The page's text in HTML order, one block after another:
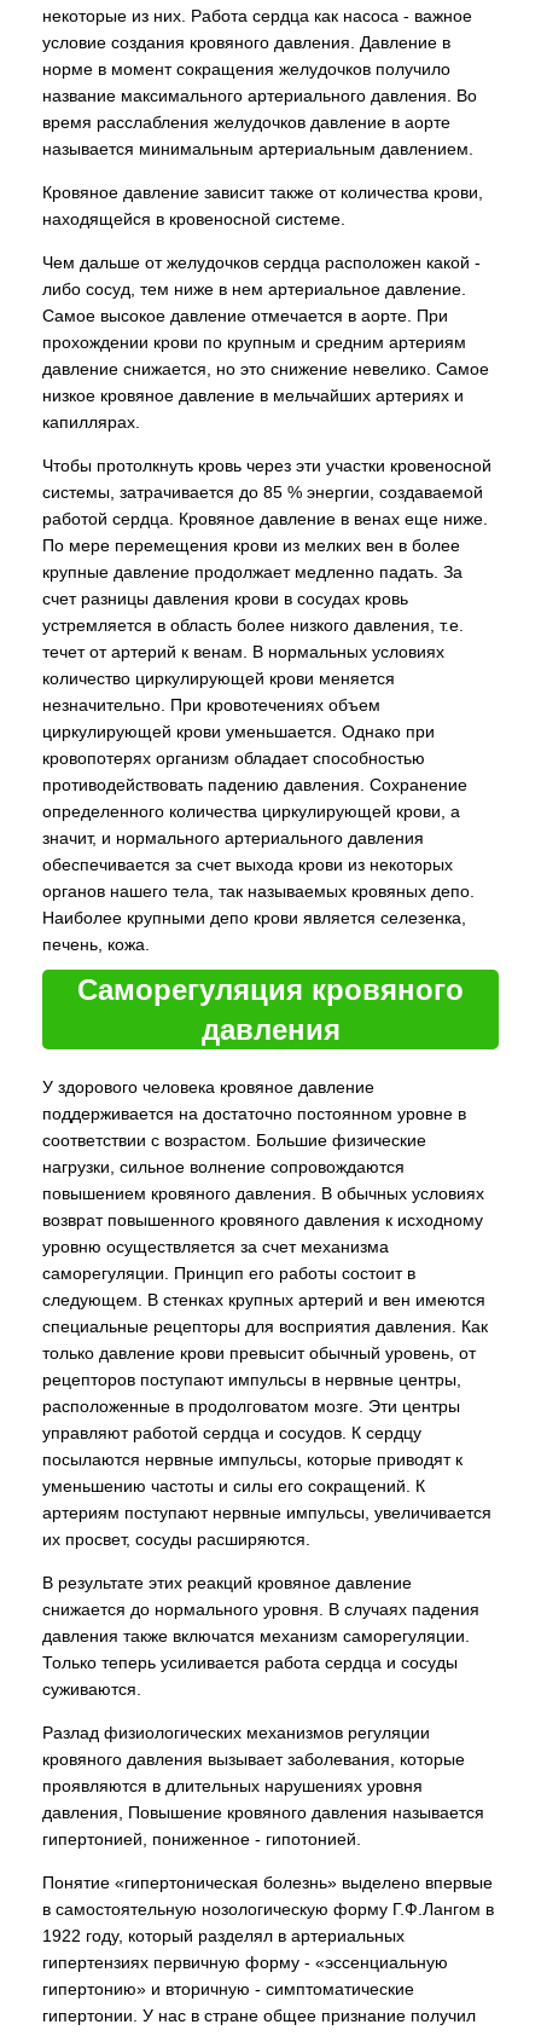
некоторые из них. Работа сердца как насоса - важное
условие создания кровяного давления. Давление в
норме в момент сокращения желудочков получило
название максимального артериального давления. Во
время расслабления желудочков давление в аорте
называется минимальным артериальным давлением.
Кровяное давление зависит также от количества крови,
находящейся в кровеносной системе.
Чем дальше от желудочков сердца расположен какой -
либо сосуд, тем ниже в нем артериальное давление.
Самое высокое давление отмечается в аорте. При
прохождении крови по крупным и средним артериям
давление снижается, но это снижение невелико. Самое
низкое кровяное давление в мельчайших артериях и
капиллярах.
Чтобы протолкнуть кровь через эти участки кровеносной
системы, затрачивается до 85 % энергии, создаваемой
работой сердца. Кровяное давление в венах еще ниже.
По мере перемещения крови из мелких вен в более
крупные давление продолжает медленно падать. За
счет разницы давления крови в сосудах кровь
устремляется в область более низкого давления, т.е.
течет от артерий к венам. В нормальных условиях
количество циркулирующей крови меняется
незначительно. При кровотечениях объем
циркулирующей крови уменьшается. Однако при
кровопотерях организм обладает способностью
противодействовать падению давления. Сохранение
определенного количества циркулирующей крови, а
значит, и нормального артериального давления
обеспечивается за счет выхода крови из некоторых
органов нашего тела, так называемых кровяных депо.
Наиболее крупными депо крови является селезенка,
печень, кожа.
Саморегуляция кровяного
давления
У здорового человека кровяное давление
поддерживается на достаточно постоянном уровне в
соответствии с возрастом. Большие физические
нагрузки, сильное волнение сопровождаются
повышением кровяного давления. В обычных условиях
возврат повышенного кровяного давления к исходному
уровню осуществляется за счет механизма
саморегуляции. Принцип его работы состоит в
следующем. В стенках крупных артерий и вен имеются
специальные рецепторы для восприятия давления. Как
только давление крови превысит обычный уровень, от
рецепторов поступают импульсы в нервные центры,
расположенные в продолговатом мозге. Эти центры
управляют работой сердца и сосудов. К сердцу
посылаются нервные импульсы, которые приводят к
уменьшению частоты и силы его сокращений. К
артериям поступают нервные импульсы, увеличивается
их просвет, сосуды расширяются.
В результате этих реакций кровяное давление
снижается до нормального уровня. В случаях падения
давления также включатся механизм саморегуляции.
Только теперь усиливается работа сердца и сосуды
суживаются.
Разлад физиологических механизмов регуляции
кровяного давления вызывает заболевания, которые
проявляются в длительных нарушениях уровня
давления, Повышение кровяного давления называется
гипертонией, пониженное - гипотонией.
Понятие «гипертоническая болезнь» выделено впервые
в самостоятельную нозологическую форму Г.Ф.Лангом в
1922 году, который разделял в артериальных
гипертензиях первичную форму - «эссенциальную
гипертонию» и вторичную - симптоматические
гипертонии. У нас в стране общее признание получил